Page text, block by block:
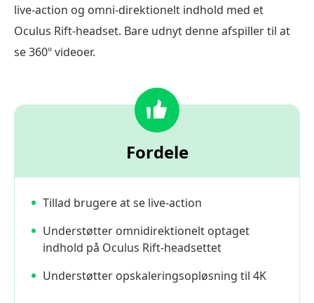
live-action og omni-direktionelt indhold med et
Oculus Rift-headset. Bare udnyt denne afspiller til at
se 360º videoer.
Fordele
Tillad brugere at se live-action
Understøtter omnidirektionelt optaget
indhold på Oculus Rift-headsettet
Understøtter opskaleringsopløsning til 4K